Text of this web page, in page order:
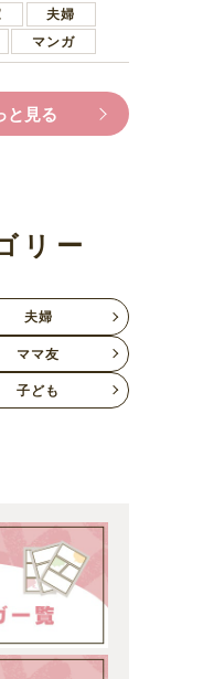
夫婦
マンガ
と見る
リー
夫婦
ママ友
子ども